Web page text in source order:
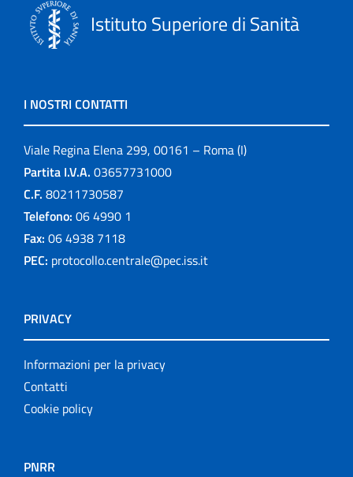
Istituto Superiore di Sanità
I NOSTRI CONTATTI
Viale Regina Elena 299, 00161 – Roma (I)
Partita I.V.A. 03657731000
C.F. 80211730587
Telefono: 06 4990 1
Fax: 06 4938 7118
PEC: protocollo.centrale@pec.iss.it
PRIVACY
Informazioni per la privacy
Contatti
Cookie policy
PNRR